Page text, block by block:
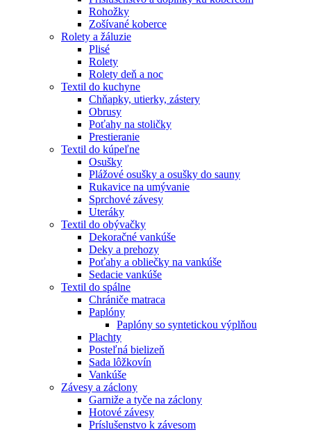
Rohožky
Zošívané koberce
Rolety a žáluzie
Plisé
Rolety
Rolety deň a noc
Textil do kuchyne
Chňapky, utierky, zástery
Obrusy
Poťahy na stoličky
Prestieranie
Textil do kúpeľne
Osušky
Plážové osušky a osušky do sauny
Rukavice na umývanie
Sprchové závesy
Uteráky
Textil do obývačky
Dekoračné vankúše
Deky a prehozy
Poťahy a obliečky na vankúše
Sedacie vankúše
Textil do spálne
Chrániče matraca
Paplóny
Paplóny so syntetickou výplňou
Plachty
Posteľná bielizeň
Sada lôžkovín
Vankúše
Závesy a záclony
Garniže a tyče na záclony
Hotové závesy
Príslušenstvo k závesom